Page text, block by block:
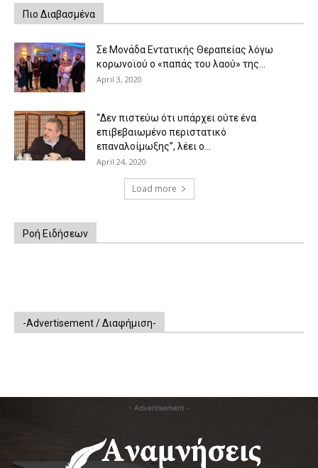
Πιο Διαβασμένα
Σε Μονάδα Εντατικής Θεραπείας λόγω
κορωνοϊού ο «παπάς του λαού» της...
April 3, 2020
“Δεν πιστεύω ότι υπάρχει ούτε ένα
επιβεβαιωμένο περιστατικό
επαναλοίμωξης”, λέει ο...
April 24, 2020
Load more
Ροή Ειδήσεων
-Advertisement / Διαφήμιση-
- Advertisement -